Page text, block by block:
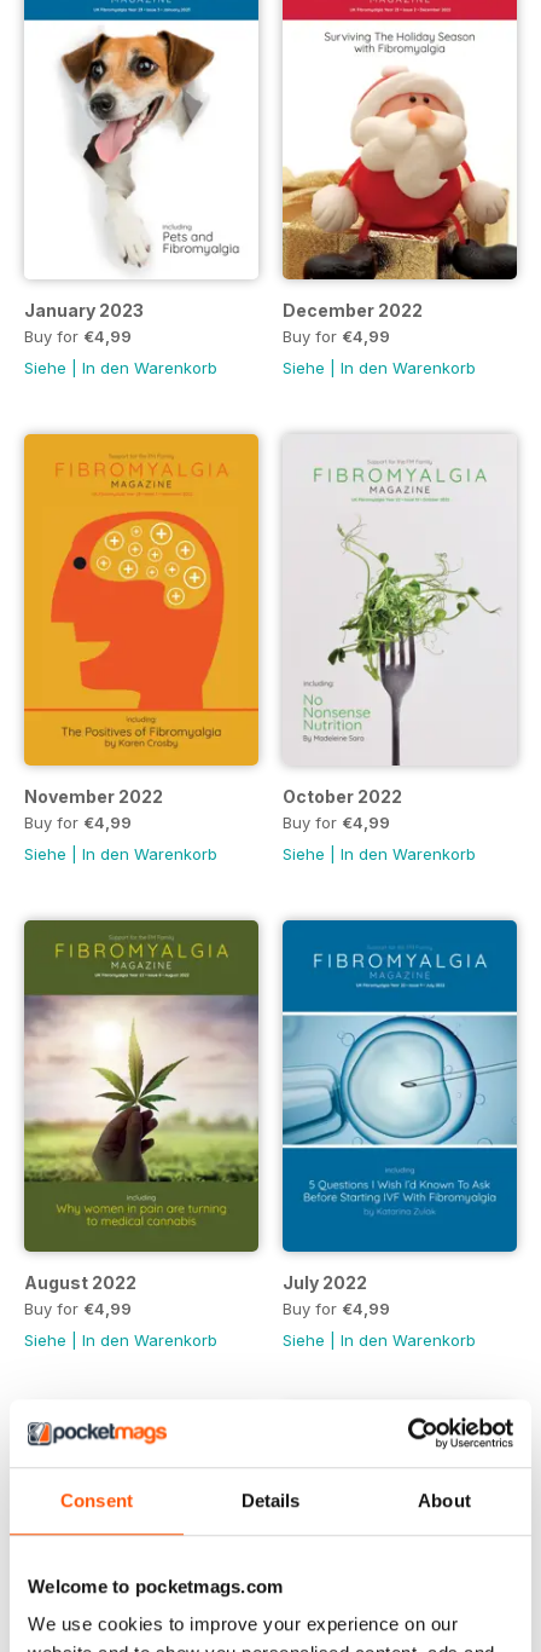
Consent Details About
Welcome to pocketmags.com
We use cookies to improve your experience on our
January 2023
Buy for €4,99
Siehe
In den Warenkorb
December 2022
Buy for €4,99
Siehe
In den Warenkorb
November 2022
Buy for €4,99
Siehe
In den Warenkorb
October 2022
Buy for €4,99
Siehe
In den Warenkorb
August 2022
Buy for €4,99
Siehe
In den Warenkorb
July 2022
Buy for €4,99
Siehe
In den Warenkorb